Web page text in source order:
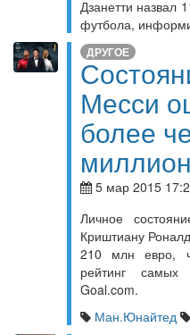
Дзанетти назвал
футбола,
ДРУГОЕ
Месси
более
5 мар 2015
Личное
Криштиану
210 млн евро,
рейтинг
Goal.com.
Ман.Юнайтед